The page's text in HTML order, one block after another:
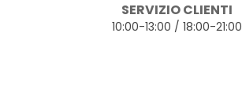
SERVIZIO CLIENTI
10:00-13:00 / 18:00-21:00